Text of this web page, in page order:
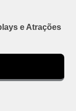
e Atrações